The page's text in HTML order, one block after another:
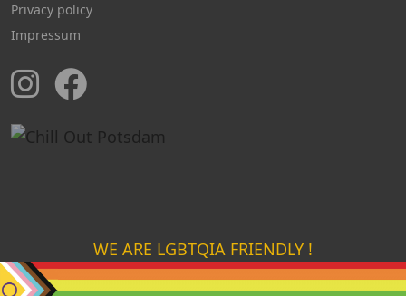
Privacy policy
Impressum
WE ARE LGBTQIA FRIENDLY !